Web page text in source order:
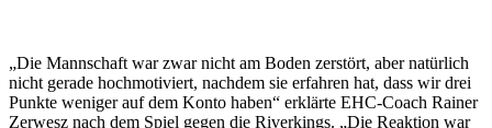
„Die Mannschaft war zwar nicht am Boden zerstört, aber natürlich
nicht gerade hochmotiviert, nachdem sie erfahren hat, dass wir drei
Punkte weniger auf dem Konto haben“ erklärte EHC-Coach Rainer
Zerwesz nach dem Spiel gegen die Riverkings. „Die Reaktion war